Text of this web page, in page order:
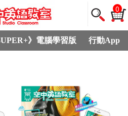
0
》電腦學習版 行動App